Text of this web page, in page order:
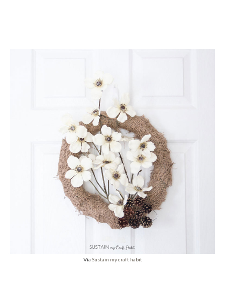
Vía Sustain my craft habit